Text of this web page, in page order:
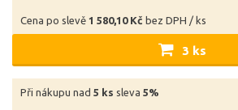
Cena po slevě 1 580,10 Kč bez DPH / ks
3 ks
Při nákupu nad 5 ks sleva 5%